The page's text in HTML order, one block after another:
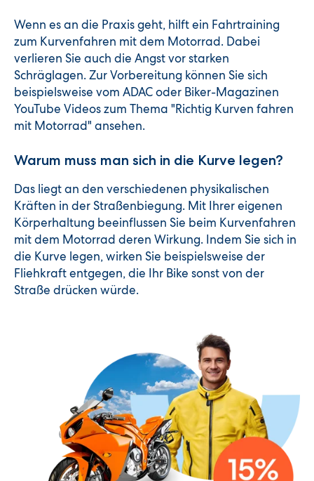
Wenn es an die Praxis geht, hilft ein Fahrtraining
zum Kurvenfahren mit dem Motorrad. Dabei
verlieren Sie auch die Angst vor starken
Schräglagen. Zur Vorbereitung können Sie sich
beispielsweise vom ADAC oder Biker-Magazinen
YouTube Videos zum Thema "Richtig Kurven fahren
mit Motorrad" ansehen.
Warum muss man sich in die Kurve legen?
Das liegt an den verschiedenen physikalischen
Kräften in der Straßenbiegung. Mit Ihrer eigenen
Körperhaltung beeinflussen Sie beim Kurvenfahren
mit dem Motorrad deren Wirkung. Indem Sie sich in
die Kurve legen, wirken Sie beispielsweise der
Fliehkraft entgegen, die Ihr Bike sonst von der
Straße drücken würde.